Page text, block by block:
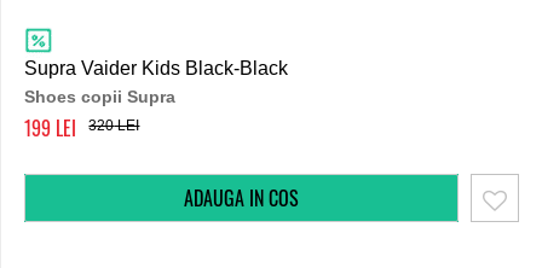
Supra Vaider Kids Black-Black
Shoes copii Supra
199 320